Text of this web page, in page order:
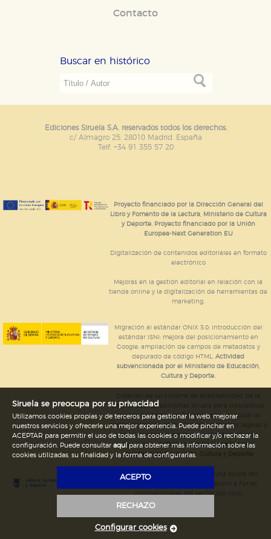
Contacto
Buscar en histórico
Ediciones Siruela S.A. reservados todos los derechos.
c/ Almagro 25. 28010 Madrid. España
Telf. +34 91 355 57 20
Proyecto financiado por la Dirección General del
Libro y Fomento de la Lectura, Ministerio de Cultura
y Deporte. Proyecto financiado por la Unión
Europea-Next Generation EU
Digitalización de contenidos editoriales en formato
electrónico
Mejoras en la gestión editorial en relación con la
tienda online y la digitalización de herramientas de
marketing.
Migración al estándar ONIX 3.0; introducción del
estándar ISNI; mejora del posicionamiento en
Google; ampliación de campos de metadatos y
depurado de código HTML.Actividad
subvencionada por el Ministerio de Educación,
Cultura y Deporte.
página web de ediciones Siruela para dispositivos
móviles en todos sus formatos para impulsar la
comercialización de contenidos culturales legales e
implementación de los recursos tecnológicos
necesarios.Actividad subvencionada por el
Ministerio de Educación, Cultura y Deporte.
Ediciones Siruela ha percibido una ayuda del
Internacionales del sector del libro.
Legal
Siruela se preocupa por su privacidad
Utilizamos cookies propias y de terceros para gestionar la web, mejorar
nuestros servicios y ofrecerle una mejor experiencia. Puede pinchar en
ACEPTAR para permitir el uso de todas las cookies o modificar y/o rechazar la
configuración. Puede consultar aquípara obtener más información sobre las
cookies utilizadas, su finalidad y la forma de configurarlas.
ACEPTO
RECHAZO
Configurar cookies